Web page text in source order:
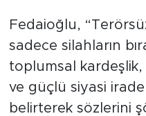
Fedaioğlu,
sadece silahların
toplumsal
ve güçlü siyasi irade
belirterek sözlerini